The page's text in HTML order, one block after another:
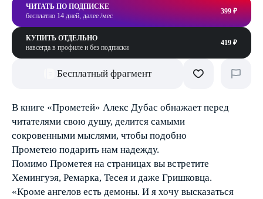
ЧИТАТЬ ПО ПОДПИСКЕ
бесплатно 14 дней, далее /мес
399 ₽
КУПИТЬ ОТДЕЛЬНО
навсегда в профиле и без подписки
419 ₽
Бесплатный фрагмент
В книге «Прометей» Алекс Дубас обнажает перед
читателями свою душу, делится самыми
сокровенными мыслями, чтобы подобно
Прометею подарить нам надежду.
Помимо Прометея на страницах вы встретите
Хемингуэя, Ремарка, Тесея и даже Гришковца.
«Кроме ангелов есть демоны. И я хочу высказаться